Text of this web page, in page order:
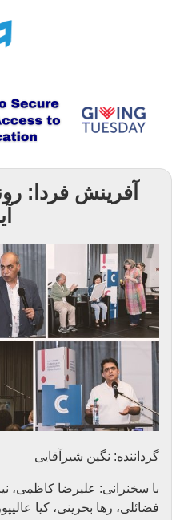
آفرینش فردا:
گرداننده:‌ نگین شیرآقایی
با سخنرانی:‌ علیرضا کاظمی،
فضائلی، رها بحرینی، کیا